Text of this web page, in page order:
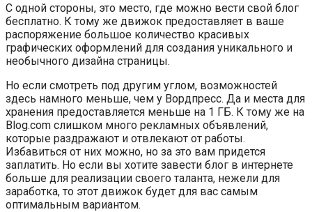
С одной стороны, это место, где можно вести свой блог
бесплатно. К тому же движок предоставляет в ваше
распоряжение большое количество красивых
графических оформлений для создания уникального и
необычного дизайна страницы.
Но если смотреть под другим углом, возможностей
здесь намного меньше, чем у Вордпресс. Да и места для
хранения предоставляется меньше на 1 ГБ. К тому же на
Blog.com слишком много рекламных объявлений,
которые раздражают и отвлекают от работы.
Избавиться от них можно, но за это вам придется
заплатить. Но если вы хотите завести блог в интернете
больше для реализации своего таланта, нежели для
заработка, то этот движок будет для вас самым
оптимальным вариантом.